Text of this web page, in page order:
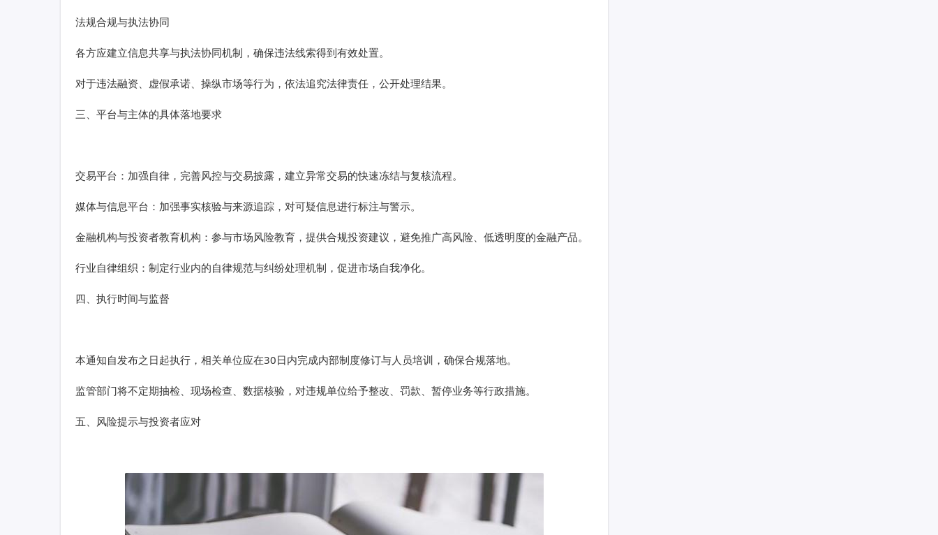
法规合规与执法协同
各方应建立信息共享与执法协同机制，确保违法线索得到有效处置。
对于违法融资、虚假承诺、操纵市场等行为，依法追究法律责任，公开处理结果。
三、平台与主体的具体落地要求
交易平台：加强自律，完善风控与交易披露，建立异常交易的快速冻结与复核流程。
媒体与信息平台：加强事实核验与来源追踪，对可疑信息进行标注与警示。
金融机构与投资者教育机构：参与市场风险教育，提供合规投资建议，避免推广高风险、低透明度的金融产品。
行业自律组织：制定行业内的自律规范与纠纷处理机制，促进市场自我净化。
四、执行时间与监督
本通知自发布之日起执行，相关单位应在30日内完成内部制度修订与人员培训，确保合规落地。
监管部门将不定期抽检、现场检查、数据核验，对违规单位给予整改、罚款、暂停业务等行政措施。
五、风险提示与投资者应对